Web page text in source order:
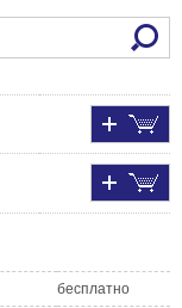
бесплатно